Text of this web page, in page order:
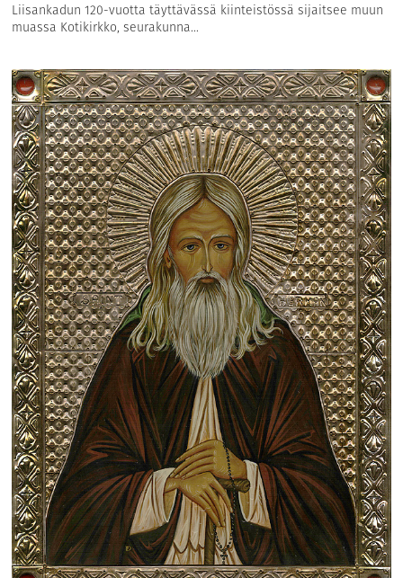
Liisankadun 120-vuotta täyttävässä kiinteistössä sijaitsee muun
muassa Kotikirkko, seurakunna...